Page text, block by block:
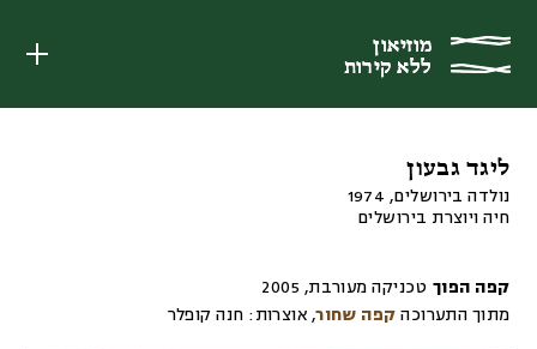
מוזיאון
ללא קירות
מוזיאון
ללא קירות
ליגד גבעון
נולדה בירושלים, 1974
חיה ויוצרת בירושלים
קפה הפוך טכניקה מעורבת,
2005
מתוך התערוכה קפה שחור, אוצרות: חנה קופלר